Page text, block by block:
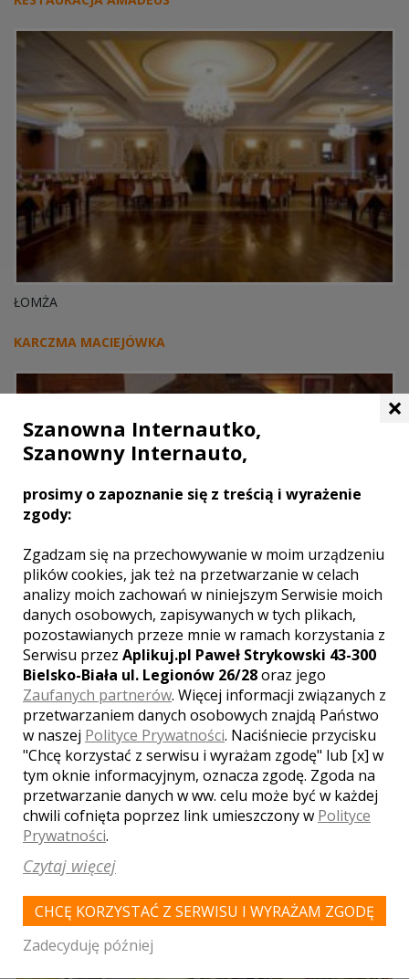
ŁOMŻA
KARCZMA MACIEJÓWKA
BIAŁYSTOK
LOKALE WESELNE Z MIASTA GRAJEWO
WYNIKÓW:
×
Szanowna Internautko,
Szanowny Internauto,
prosimy o zapoznanie się z treścią i wyrażenie
zgody:
Zgadzam się na przechowywanie w moim urządzeniu
plików cookies, jak też na przetwarzanie w celach
analizy moich zachowań w niniejszym Serwisie moich
danych osobowych, zapisywanych w tych plikach,
pozostawianych przeze mnie w ramach korzystania z
Serwisu przez Aplikuj.pl Paweł Strykowski 43-300
Bielsko-Biała ul. Legionów 26/28oraz jego
Zaufanych partnerów. Więcej informacji związanych z
przetwarzaniem danych osobowych znajdą Państwo
w naszej Polityce Prywatności. Naciśniecie przycisku
"Chcę korzystać z serwisu i wyrażam zgodę" lub [x] w
tym oknie informacyjnym, oznacza zgodę. Zgoda na
przetwarzanie danych w ww. celu może być w każdej
chwili cofnięta poprzez link umieszczony w Polityce
Prywatności.
Czytaj więcej
CHCĘ KORZYSTAĆ Z SERWISU I WYRAŻAM ZGODĘ
Zadecyduję później